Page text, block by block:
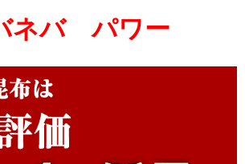
ネバ パワー